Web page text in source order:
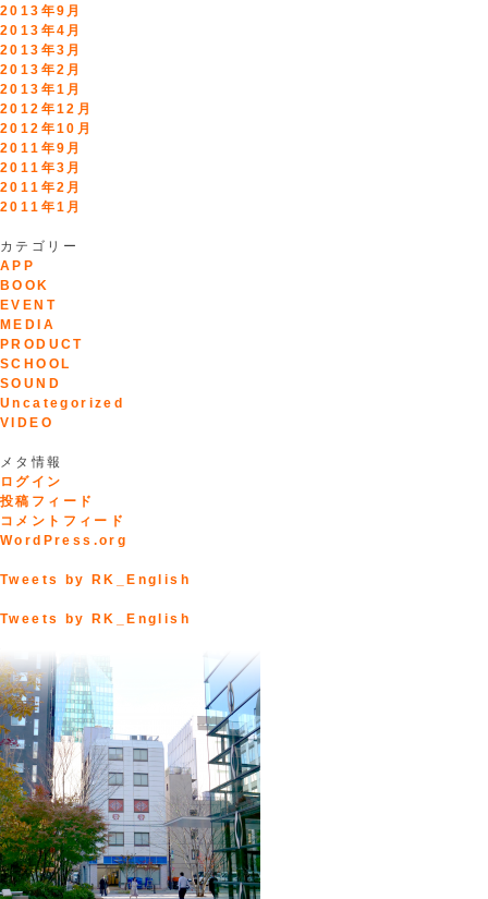
2013年9月
2013年4月
2013年3月
2013年2月
2013年1月
2012年12月
2012年10月
2011年9月
2011年3月
2011年2月
2011年1月
カテゴリー
APP
BOOK
EVENT
MEDIA
PRODUCT
SCHOOL
SOUND
Uncategorized
VIDEO
メタ情報
ログイン
投稿フィード
コメントフィード
WordPress.org
Tweets by RK_English
Tweets by RK_English